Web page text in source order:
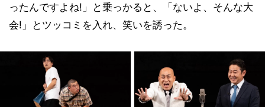
ったんですよね!」と乗っかると、「ないよ、そんな大
会!」とツッコミを入れ、笑いを誘った。